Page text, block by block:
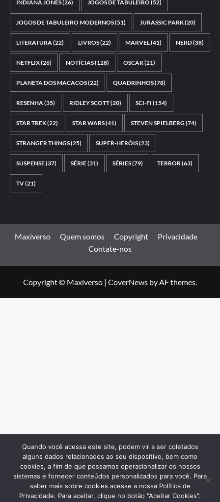
INDIANA JONES(26) JOGOS DE TABULEIRO(52)
JOGOS DE TABULEIRO MODERNOS(51) JURASSIC PARK(20)
LITERATURA(22) LIVROS(22) MARVEL(41) NERD(38)
NETFLIX(26) NOTÍCIAS(128) OSCAR(21)
PLANETA DOS MACACOS(22) QUADRINHOS(78)
RESENHA(35) RIDLEY SCOTT(20) SCI-FI (154)
STAR TREK(22) STAR WARS(41) STEVEN SPIELBERG (74)
STRANGER THINGS(25) SUPER-HERÓIS(23)
SUSPENSE(37) SÉRIE(31) SÉRIES(79) TERROR(63)
TV(21)
Maxiverso Quem somos Copyright
Privacidade
Contate-nos
Copyright © Maxiverso | CoverNews by AF themes.
Quando você acessa este site, podem vir a ser coletados
alguns dados relacionados ao seu dispositivo, bem como
cookies, a fim de que possamos operacionalizar os nossos
sistemas e fornecer conteúdos personalizados para você. Para
saber mais sobre cookies acesse a nossa Política de
Privacidade. Para aceitar, clique no botão "Aceitar Cookies".